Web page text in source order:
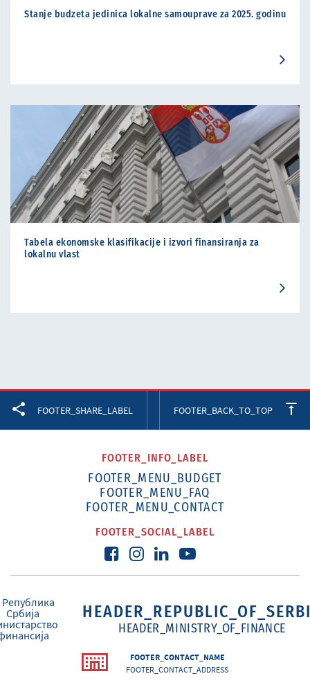
Stanje budzeta jedinica lokalne samouprave za 2025. godinu
Tabela ekonomske klasifikacije i izvori finansiranja za
lokalnu vlast
FOOTER_SHARE_LABEL FOOTER_BACK_TO_TOP
FOOTER_INFO_LABEL
FOOTER_MENU_BUDGET
FOOTER_MENU_FAQ
FOOTER_MENU_CONTACT
FOOTER_SOCIAL_LABEL
HEADER_MINISTRY_OF_FINANCE
FOOTER_CONTACT_NAME
FOOTER_CONTACT_ADDRESS